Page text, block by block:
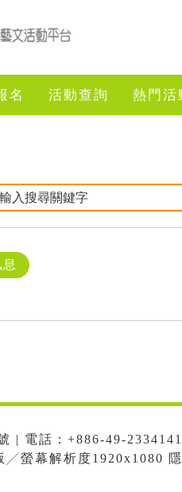
名 活動查詢 熱門活
| 電話：+886-49-2334141
╱螢幕解析度1920x1080